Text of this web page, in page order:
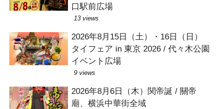
口駅前広場
13 views
2026年8月15日（土）・16日（日）
タイフェア in 東京 2026 / 代々木公園
イベント広場
9 views
2026年8月6日（木）関帝誕 / 關帝
廟、横浜中華街全域